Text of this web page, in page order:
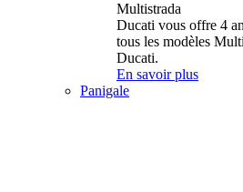
Multistrada
Ducati vous offre 4
tous les modèles
Ducati.
En savoir plus
Panigale